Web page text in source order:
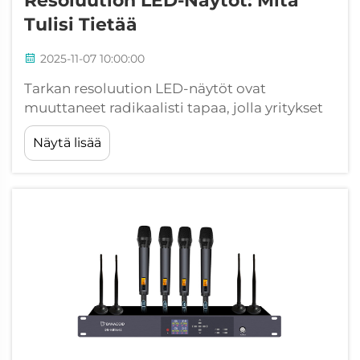
Tulisi Tietää
2025-11-07 10:00:00
Tarkan resoluution LED-näytöt ovat
muuttaneet radikaalisti tapaa, jolla yritykset
viestivät yleisölleen, ja tarjoavat erinomaisen
kuvanlaadun sekä monipuolisuuden erilaisiin
käyttötarkoituksiin. Olipa kyse sitten
Näytä lisää